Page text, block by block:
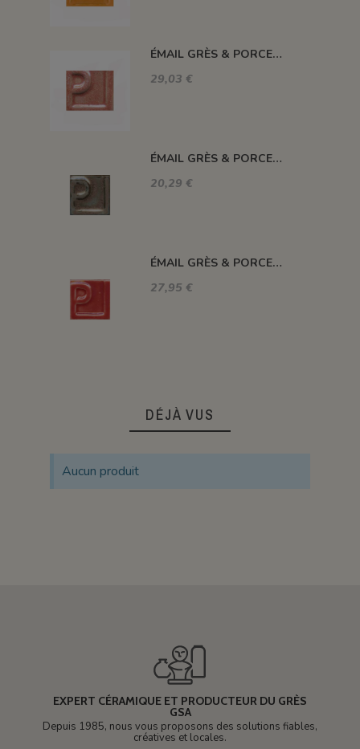
ÉMAIL GRÈS & PORCELAINE SANS PLOMB JASPÉ ROSE 010573
29,03 €
ÉMAIL GRÈS & PORCELAINE SANS PLOMB CAFÉ 010135
20,29 €
ÉMAIL GRÈS & PORCELAINE SANS PLOMB ROUGE TOMATE E53290
27,95 €
DÉJÀ VUS
Aucun produit
EXPERT CÉRAMIQUE ET PRODUCTEUR DU GRÈS
GSA
Depuis 1985, nous vous proposons des solutions fiables,
créatives et locales.